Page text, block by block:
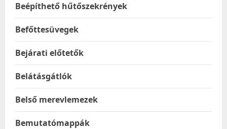
Beépíthető hűtőszekrények
Befőttesüvegek
Bejárati előtetők
Belátásgátlók
Belső merevlemezek
Bemutatómappák